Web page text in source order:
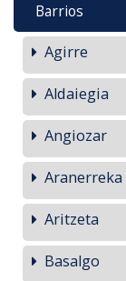
Barrios
Agirre
Aldaiegia
Angiozar
Aranerreka
Aritzeta
Basalgo